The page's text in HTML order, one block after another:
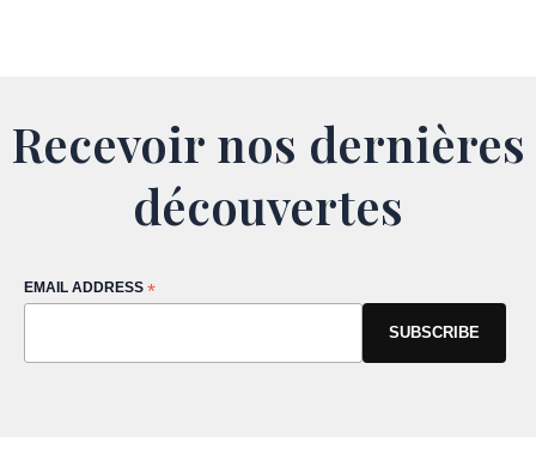
Recevoir nos dernières
découvertes
EMAIL ADDRESS *